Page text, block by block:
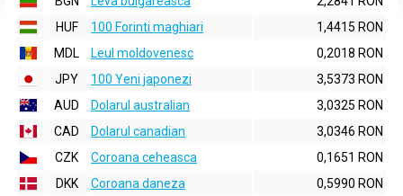
HUF
100 Forinti maghiari
1,4415 RON
MDL
Leul moldovenesc
0,2018 RON
JPY
100 Yeni japonezi
3,5373 RON
AUD
Dolarul australian
3,0325 RON
CAD
Dolarul canadian
3,0346 RON
CZK
Coroana ceheasca
0,1651 RON
DKK
Coroana daneza
0,5990 RON